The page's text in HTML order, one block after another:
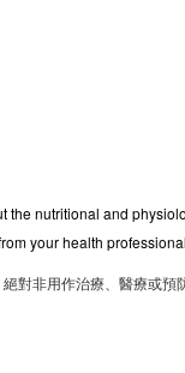
the nutritional and
your health
對非用作治療、醫療或預